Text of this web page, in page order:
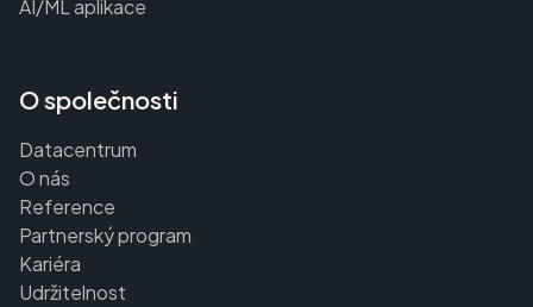
AI/ML aplikace
O společnosti
Datacentrum
O nás
Reference
Partnerský program
Kariéra
Udržitelnost